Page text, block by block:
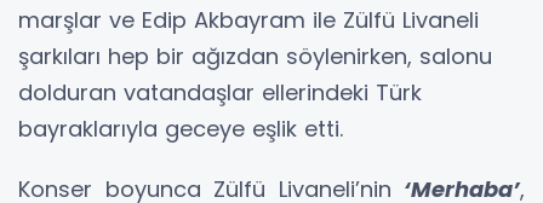
marşlar ve Edip Akbayram ile Zülfü Livaneli
şarkıları hep bir ağızdan söylenirken, salonu
dolduran vatandaşlar ellerindeki Türk
bayraklarıyla geceye eşlik etti.
Konser boyunca Zülfü Livaneli’nin ‘Merhaba’,